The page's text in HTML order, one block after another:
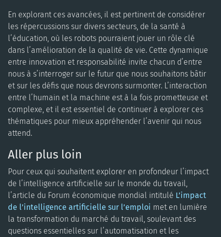
En explorant ces avancées, il est pertinent de considérer
les répercussions sur divers secteurs, de la santé à
l’éducation, où les robots pourraient jouer un rôle clé
dans l’amélioration de la qualité de vie. Cette dynamique
entre innovation et responsabilité invite chacun d’entre
nous à s’interroger sur le futur que nous souhaitons bâtir
et sur les défis que nous devrons surmonter. L’interaction
entre l’humain et la machine est à la fois prometteuse et
complexe, et il est essentiel de continuer à explorer ces
thématiques pour mieux appréhender l’avenir qui nous
attend.
Aller plus loin
Pour ceux qui souhaitent explorer en profondeur l’impact
de l’intelligence artificielle sur le monde du travail,
l’article du Forum économique mondial intitulé L’impact
de l’intelligence artificielle sur l’emploi met en lumière
la transformation du marché du travail, soulevant des
questions essentielles sur l’automatisation et les